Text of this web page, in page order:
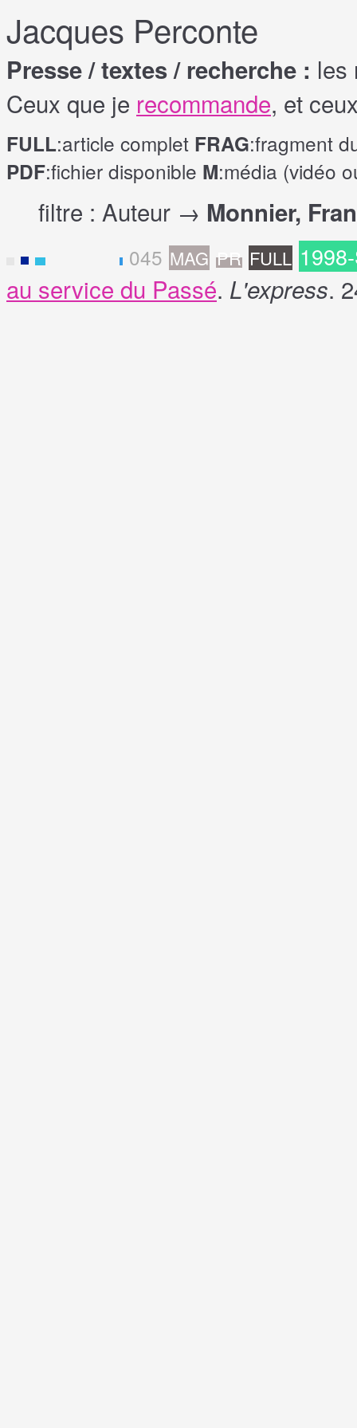
Jacques Perconte
Presse / textes / recherche : les
Ceux que je recommande, et
FULL:article complet FRAG:fragment
PDF:fichier disponible M:média (vidéo
filtre : Auteur → Monnier,
F 045 MAG PR FULL
au service du Passé. L'express.